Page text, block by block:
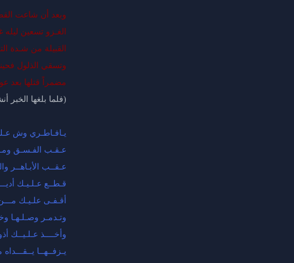
وبعد أن شاعت
الغـزو تسعين
القبيلة من شـدة
وتسقي الذلول
مضمراً قتلها بعد
(فلما بلغها الخبر
يـافـاطـري وش
عـقـب الفـسـق
عـقــب الأبـاهــر
قـطــع عـلـيـك
أقـفـى علـيـك
وتـدمـر وصـلـهـا
وأخــــذ عـلـيــك
يـزفــهــا